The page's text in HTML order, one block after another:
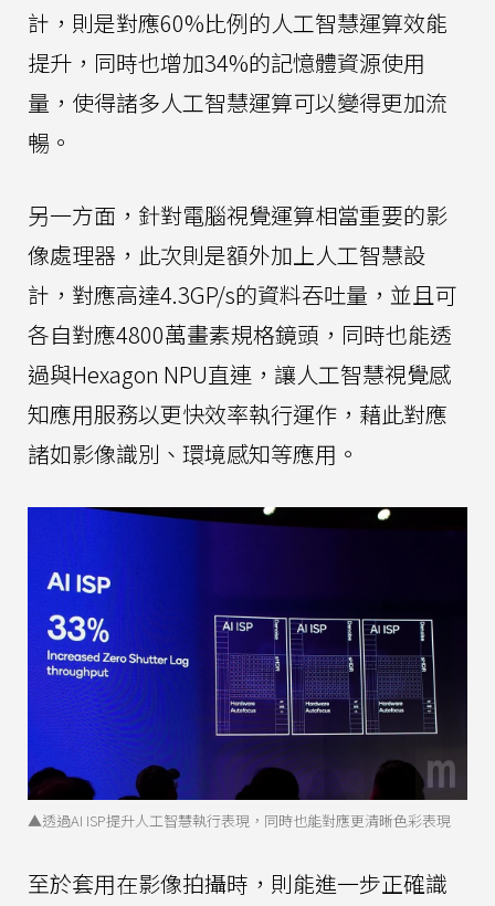
計，則是對應60%比例的人工智慧運算效能
提升，同時也增加34%的記憶體資源使用
量，使得諸多人工智慧運算可以變得更加流
暢。
另一方面，針對電腦視覺運算相當重要的影
像處理器，此次則是額外加上人工智慧設
計，對應高達4.3GP/s的資料吞吐量，並且可
各自對應4800萬畫素規格鏡頭，同時也能透
過與Hexagon NPU直連，讓人工智慧視覺感
知應用服務以更快效率執行運作，藉此對應
諸如影像識別、環境感知等應用。
▲透過AI ISP提升人工智慧執行表現，同時也能對應更清晰色彩表現
至於套用在影像拍攝時，則能進一步正確識